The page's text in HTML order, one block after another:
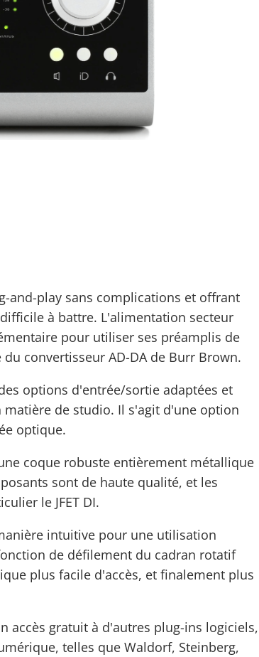
and-play sans complications et offrant
à battre. L'alimentation secteur
pour utiliser ses préamplis de
convertisseur AD-DA de Burr Brown.
options d'entrée/sortie adaptées et
de studio. Il s'agit d'une option
optique.
coque robuste entièrement métallique
sont de haute qualité, et les
le JFET DI.
intuitive pour une utilisation
de défilement du cadran rotatif
plus facile d'accès, et finalement plus
accès gratuit à d'autres plug-ins logiciels,
telles que Waldorf, Steinberg,